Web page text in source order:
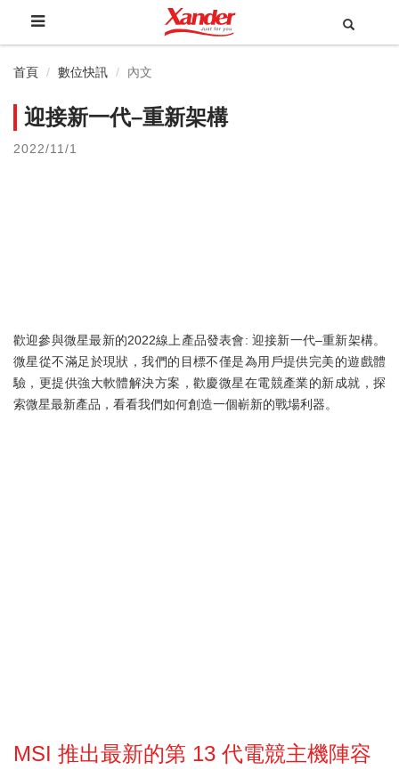
首頁 數位快訊 內文
迎接新一代–重新架構
2022/11/1
歡迎參與微星最新的2022線上產品發表會: 迎接新一代–重新架構。
微星從不滿足於現狀，我們的目標不僅是為用戶提供完美的遊戲體
驗，更提供強大軟體解決方案，歡慶微星在電競產業的新成就，探
索微星最新產品，看看我們如何創造一個嶄新的戰場利器。
MSI 推出最新的第 13 代電競主機陣容